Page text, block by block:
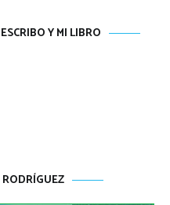
Y MI LIBRO